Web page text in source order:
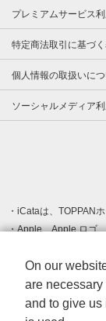
プレミアムサービス
特定商法取引に基づ
個人情報の取扱いに
ソーシャルメディア
iCataは、TOPPAN
Apple、Apple ロゴ
登録された Apple
クです。
Android、Google
す。
Windows は
On our
are
and to give us